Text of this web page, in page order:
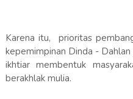
Karena itu, prioritas
kepemimpinan Dinda -
ikhtiar membentuk
berakhlak mulia.